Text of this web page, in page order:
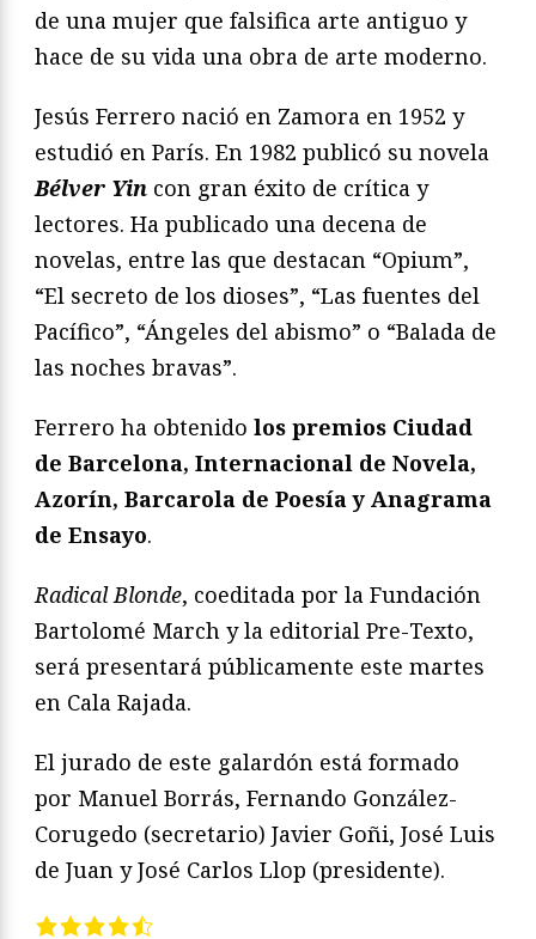
de una mujer que falsifica arte antiguo y
hace de su vida una obra de arte moderno.
Jesús Ferrero nació en Zamora en 1952 y
estudió en París. En 1982 publicó su novela
Bélver Yin con gran éxito de crítica y
lectores. Ha publicado una decena de
novelas, entre las que destacan “Opium”,
“El secreto de los dioses”, “Las fuentes del
Pacífico”, “Ángeles del abismo” o “Balada de
las noches bravas”.
Ferrero ha obtenido los premios Ciudad
de Barcelona, Internacional de Novela,
Azorín, Barcarola de Poesía y Anagrama
de Ensayo.
Radical Blonde, coeditada por la Fundación
Bartolomé March y la editorial Pre-Texto,
será presentará públicamente este martes
en Cala Rajada.
El jurado de este galardón está formado
por Manuel Borrás, Fernando González-
Corugedo (secretario) Javier Goñi, José Luis
de Juan y José Carlos Llop (presidente).